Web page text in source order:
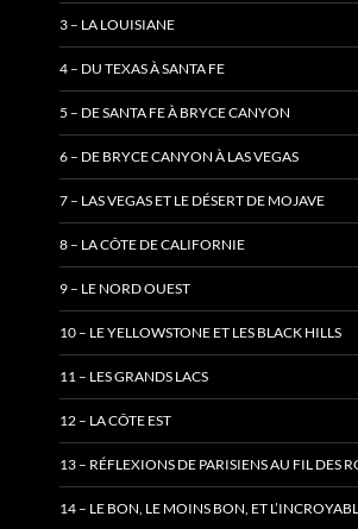
3 – LA LOUISIANE
4 – DU TEXAS À SANTA FE
5 – DE SANTA FE À BRYCE CANYON
6 – DE BRYCE CANYON À LAS VEGAS
7 – LAS VEGAS ET LE DÉSERT DE MOJAVE
8 – LA CÔTE DE CALIFORNIE
9 – LE NORD OUEST
10 – LE YELLOWSTONE ET LES BLACK HILLS
11 – LES GRANDS LACS
12 – LA CÔTE EST
13 – RÉFLEXIONS DE PARISIENS AU FIL DES
14 – LE BON, LE MOINS BON, ET